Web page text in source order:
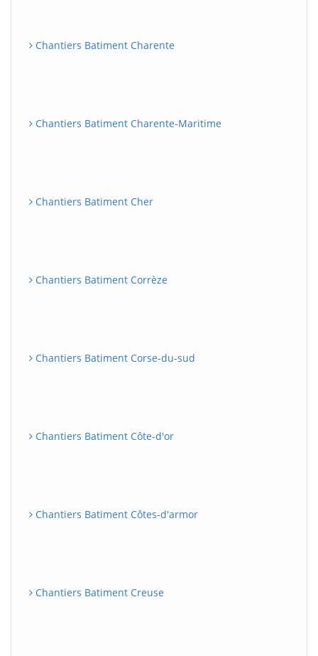
Chantiers Batiment Charente
Chantiers Batiment Charente-Maritime
Chantiers Batiment Cher
Chantiers Batiment Corrèze
Chantiers Batiment Corse-du-sud
Chantiers Batiment Côte-d'or
Chantiers Batiment Côtes-d'armor
Chantiers Batiment Creuse